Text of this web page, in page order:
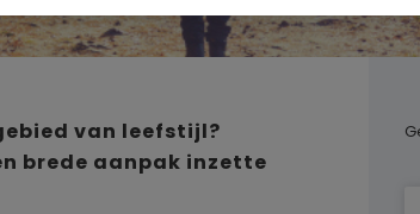
van leefstijl?
brede aanpak inzette